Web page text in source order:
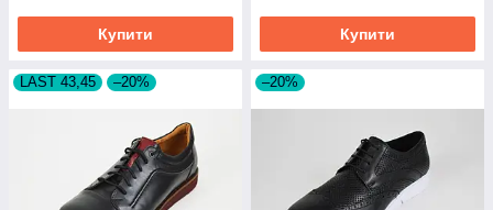
Купити Купити
LAST 43,45 –20% –20%